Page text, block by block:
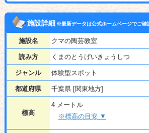
施設詳細※最新データは公式ホームページでご確
施設名 クマの陶芸教室
読み方 くまのとうげいきょうしつ
ジャンル 体験型スポット
都道府県 千葉県 [関東地方]
標高
4 メートル
※標高の目安 ▼